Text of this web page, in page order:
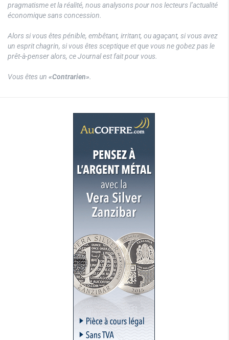
pragmatisme et la réalité, nous analysons pour nos lecteurs l’actualité
économique sans concession.
Alors si vous êtes pénible, embêtant, irritant, ou agaçant, si vous avez
un esprit chagrin, si vous êtes sceptique et que vous ne gobez pas le
prêt-à-penser alors, ce Journal est fait pour vous.
Vous êtes un «Contrarien».